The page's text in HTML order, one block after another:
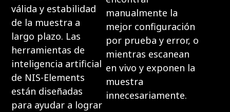
válida y estabilidad
de la muestra a
largo plazo. Las
herramientas de
inteligencia artificial
de NIS-Elements
están diseñadas
para ayudar a lograr
manualmente la
mejor configuración
por prueba y error, o
mientras escanean
en vivo y exponen la
muestra
innecesariamente.